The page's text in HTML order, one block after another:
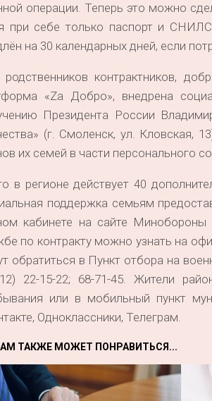
операции. Теперь это можно
при себе только паспорт и
на 30 календарных дней, если
контрактников,
«Za Добро», внедрена
Президента России
(г. Смоленск, ул. Кловская,
их семей в части персонального
в регионе действует 40
поддержка семьям
кабинете на сайте
по контракту можно узнать на
обратиться в Пункт отбора на
22-15-22; 68-71-45. Жители
или в мобильный пункт
Одноклассники, Телеграм.
ТАКЖЕ МОЖЕТ ПОНРАВИТЬСЯ...